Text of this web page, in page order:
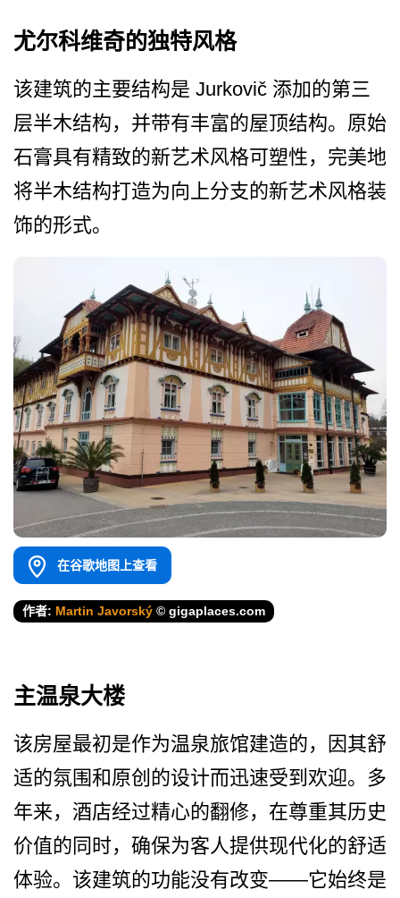
尤尔科维奇的独特风格
该建筑的主要结构是 Jurkovič 添加的第三
层半木结构，并带­有丰富的屋顶结构。原始
石膏具有精致的新艺术风格可­塑性，完美地
将半木结构打造为向上分支的新艺术风格­装
饰的形式。
在谷歌地图上查看
作者: Martin Javorský © gigaplaces.com
主温泉大楼
该房屋最初是作为温泉旅馆建­造的，因其舒
适的氛围和原创的设计而迅速受到欢迎。­多
年来，酒店经过精心的翻修，在尊重其历史
价值的同­时，确保为客人提供现代化的舒适
体验。该建筑的功能­没有改变——它始终是